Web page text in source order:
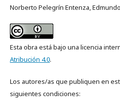
Norberto Pelegrín Entenza,
Esta obra está bajo una licencia
Atribución 4.0.
Los autores/as que publiquen en
siguientes condiciones: